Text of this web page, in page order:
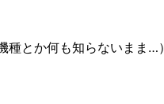
とか何も知らないまま…）